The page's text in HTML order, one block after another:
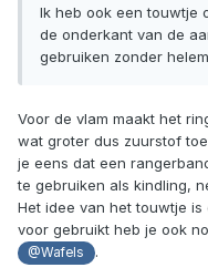
Ik heb ook een touwtje
de onderkant van de
gebruiken zonder
Voor de vlam maakt het
wat groter dus zuurstof
je eens dat een
te gebruiken als kindling,
Het idee van het touwtje
voor gebruikt heb je ook
@Wafels .